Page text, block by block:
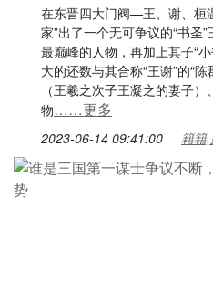
在东晋四大门阀—王、谢、桓
家”出了一个无可争议的“书圣
最巅峰的人物，再加上其子“
大的还数与其合称“王谢”的“
（王羲之次子王凝之的妻子
物……更多
2023-06-14 09:41:00 籍籍